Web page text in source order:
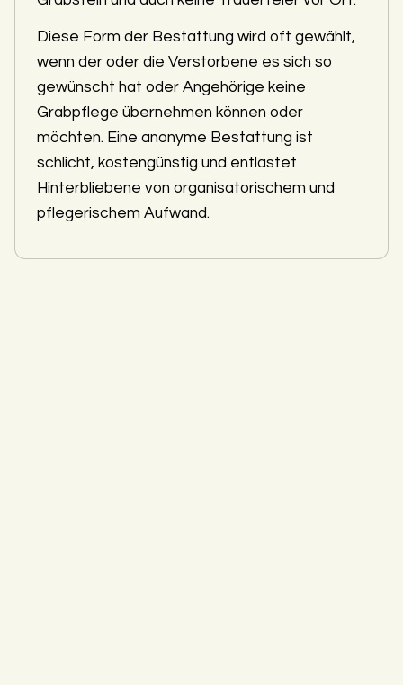
Diese Form der Bestattung wird oft gewählt,
wenn der oder die Verstorbene es sich so
gewünscht hat oder Angehörige keine
Grabpflege übernehmen können oder
möchten. Eine anonyme Bestattung ist
schlicht, kostengünstig und entlastet
Hinterbliebene von organisatorischem und
pflegerischem Aufwand.